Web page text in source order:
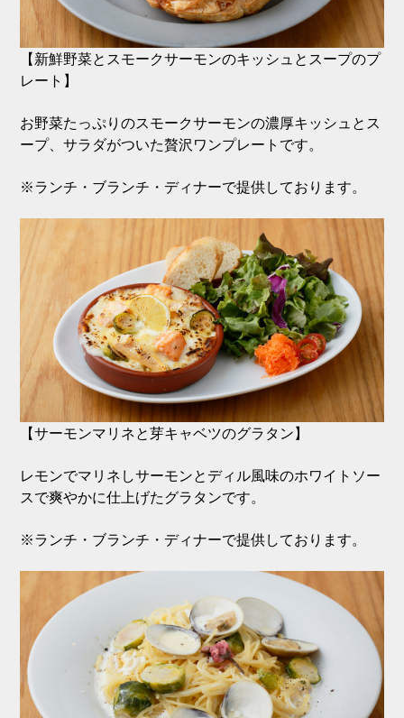
【新鮮野菜とスモークサーモンのキッシュとスープのプ
レート】
お野菜たっぷりのスモークサーモンの濃厚キッシュとス
ープ、サラダがついた贅沢ワンプレートです。
※ランチ・ブランチ・ディナーで提供しております。
【サーモンマリネと芽キャベツのグラタン】
レモンでマリネしサーモンとディル風味のホワイトソー
スで爽やかに仕上げたグラタンです。
※ランチ・ブランチ・ディナーで提供しております。